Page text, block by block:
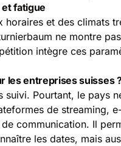
fatigue
horaires et des climats
ne montre
intègre ces
les entreprises suisses
Pourtant, le pays
de streaming,
communication. Il
les dates, mais